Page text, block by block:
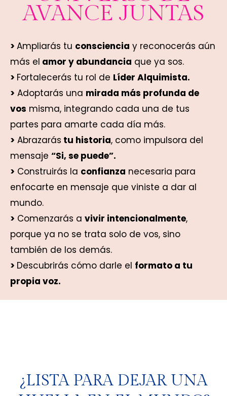
AVANCE JUNTAS
> Ampliarás tu consciencia y reconocerás aún
más el amor y abundancia que ya sos.
> Fortalecerás tu rol de Líder Alquimista.
> Adoptarás una mirada más profunda de
vos misma, integrando cada una de tus
partes para amarte cada día más.
> Abrazarás tu historia, como impulsora del
mensaje “Si, se puede”.
> Construirás la confianza necesaria para
enfocarte en mensaje que viniste a dar al
mundo.
> Comenzarás a vivir intencionalmente,
porque ya no se trata solo de vos, sino
también de los demás.
> Descubrirás cómo darle el formato a tu
propia voz.
¿LISTA PARA DEJAR UNA